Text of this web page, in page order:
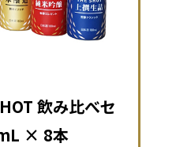
飲み比べセ
× 8本